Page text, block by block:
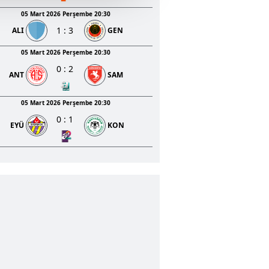
sunulması
ve sizlere yönelik
detaylı bilgi için Ayarlar
ve sitemizde ilgili
05 Mart 2026 Perşembe 20:30
ALI 1 :3 GEN
05 Mart 2026 Perşembe 20:30
ANT
0 :2
SAM
05 Mart 2026 Perşembe 20:30
EYÜ
0 : 1
KON